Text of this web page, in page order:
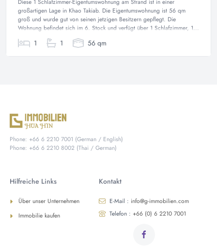
Diese 1 Schlafzimmer-Eigentumswohnung am Strand ist in einer
großartigen Lage in Khao Takiab. Die Eigentumswohnung ist 56 qm
groß und wurde gut von seinen jetzigen Besitzern gepflegt. Die
Wohnung befindet sich im 6. Stock und verfügt über 1 Schlafzimmer, 1...
1 1 56 qm
Phone: +66 6 2210 7001 (German / English)
Phone: +66 6 2210 8002 (Thai / German)
Hilfreiche Links
Über unser Unternehmen
Immobilie kaufen
Kontakt
E-Mail : info@g-immobilien.com
Telefon : +66 (0) 6 2210 7001